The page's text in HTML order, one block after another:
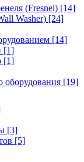
(Fresnel) [14]
Washer) [24]
[14]
[1]
[1]
оборудования [19]
[3]
[5]